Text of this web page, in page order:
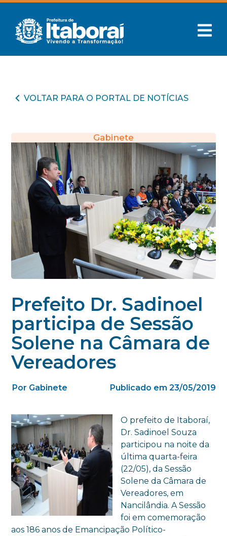
VOLTAR PARA O PORTAL DE NOTÍCIAS
Gabinete
Prefeito Dr. Sadinoel
participa de Sessão
Solene na Câmara de
Vereadores
Por Gabinete Publicado em 23/05/2019
O prefeito de Itaboraí,
Dr. Sadinoel Souza
participou na noite da
última quarta-feira
(22/05), da Sessão
Solene da Câmara de
Vereadores, em
Nancilândia. A Sessão
foi em comemoração
aos 186 anos de Emancipação Político-